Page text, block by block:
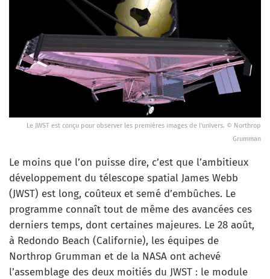
Le JWST est conçu pour observer les premières images de l'univers. © Northrop
Grumman
Le moins que l’on puisse dire, c’est que l’ambitieux
développement du télescope spatial James Webb
(JWST) est long, coûteux et semé d’embûches. Le
programme connaît tout de même des avancées ces
derniers temps, dont certaines majeures. Le 28 août,
à Redondo Beach (Californie), les équipes de
Northrop Grumman et de la NASA ont achevé
l’assemblage des deux moitiés du JWST : le module